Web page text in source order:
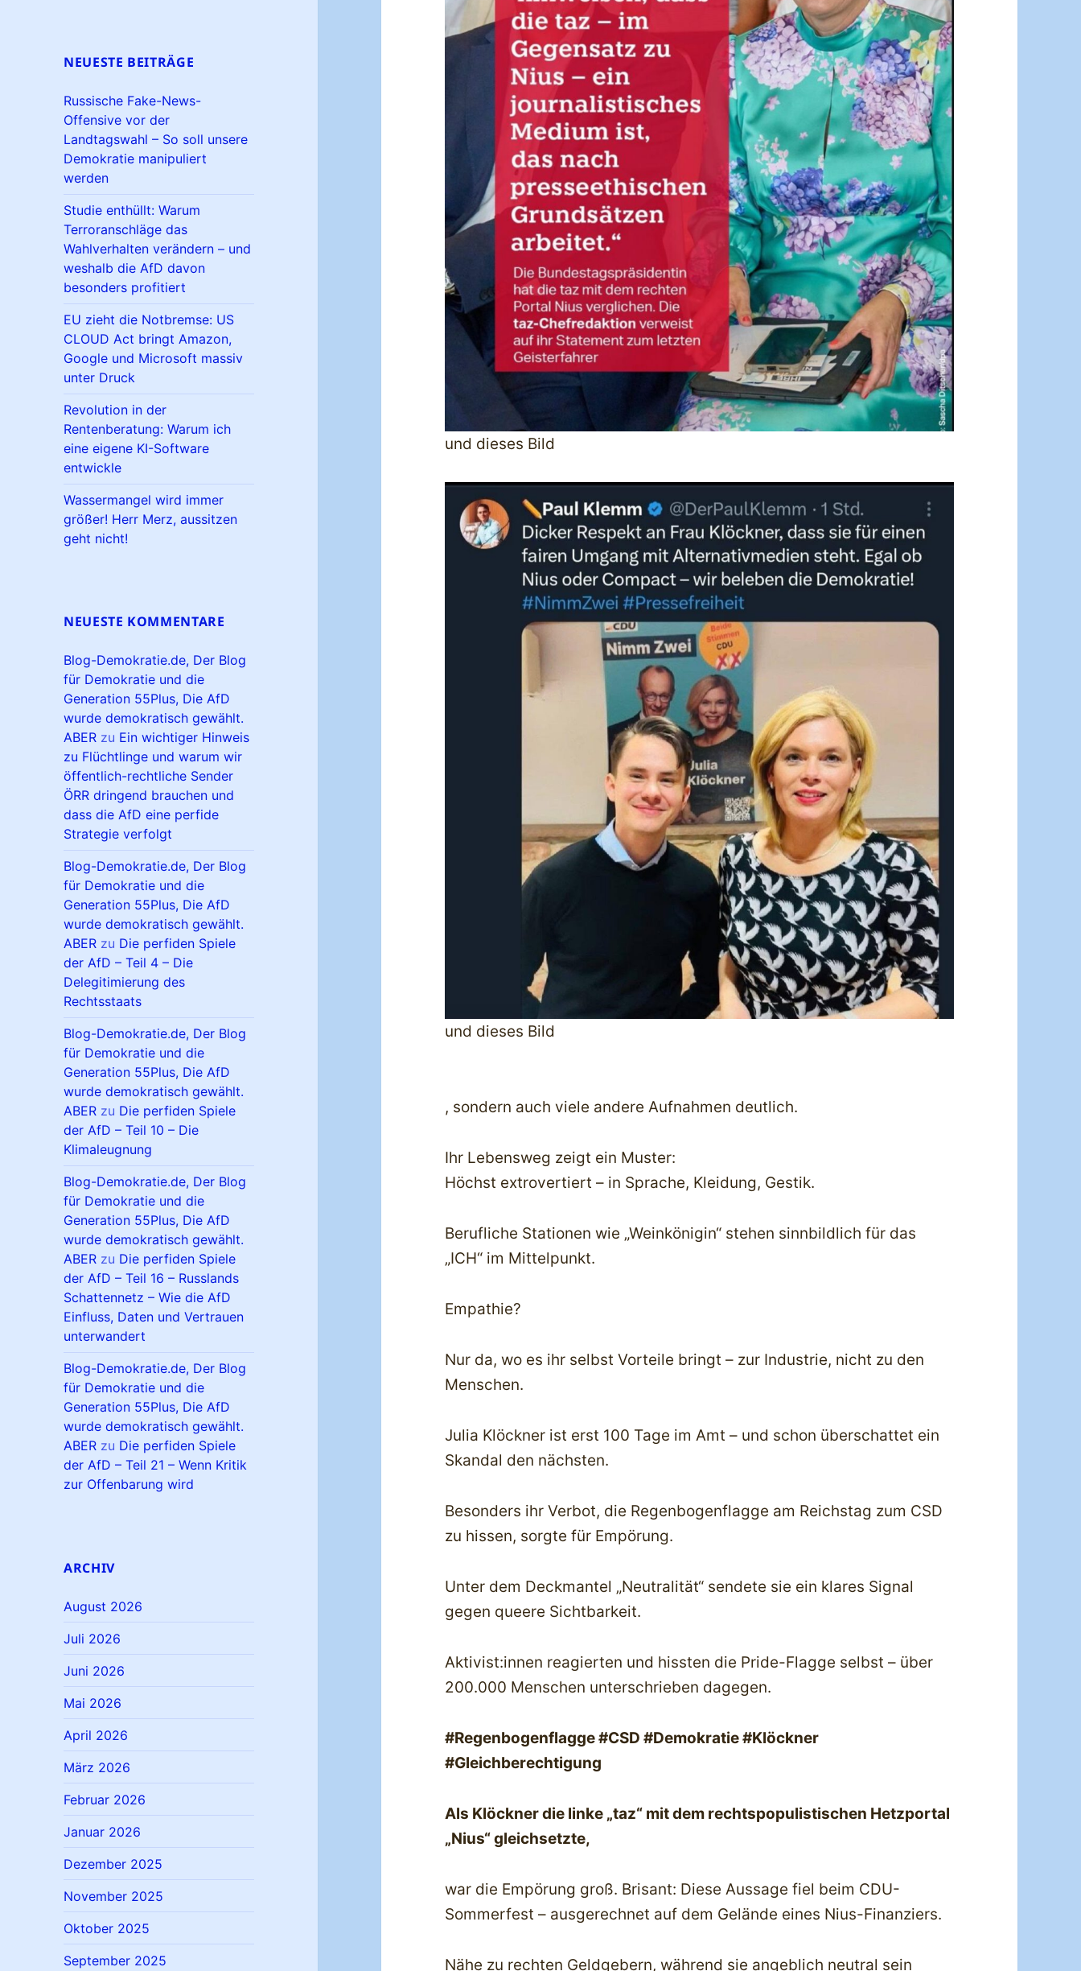
NEUESTE BEITRÄGE
Russische Fake-News-
Offensive vor der
Landtagswahl – So soll unsere
Demokratie manipuliert
werden
Studie enthüllt: Warum
Terroranschläge das
Wahlverhalten verändern – und
weshalb die AfD davon
besonders profitiert
EU zieht die Notbremse: US
CLOUD Act bringt Amazon,
Google und Microsoft massiv
unter Druck
Revolution in der
Rentenberatung: Warum ich
eine eigene KI-Software
entwickle
Wassermangel wird immer
größer! Herr Merz, aussitzen
geht nicht!
NEUESTE KOMMENTARE
Blog-Demokratie.de, Der Blog
für Demokratie und die
Generation 55Plus, Die AfD
wurde demokratisch gewählt.
ABER zu Ein wichtiger Hinweis
zu Flüchtlinge und warum wir
öffentlich-rechtliche Sender
ÖRR dringend brauchen und
dass die AfD eine perfide
Strategie verfolgt
Blog-Demokratie.de, Der Blog
für Demokratie und die
Generation 55Plus, Die AfD
wurde demokratisch gewählt.
ABER zu Die perfiden Spiele
der AfD – Teil 4 – Die
Delegitimierung des
Rechtsstaats
Blog-Demokratie.de, Der Blog
für Demokratie und die
Generation 55Plus, Die AfD
wurde demokratisch gewählt.
ABER zu Die perfiden Spiele
der AfD – Teil 10 – Die
Klimaleugnung
Blog-Demokratie.de, Der Blog
für Demokratie und die
Generation 55Plus, Die AfD
wurde demokratisch gewählt.
ABER zu Die perfiden Spiele
der AfD – Teil 16 – Russlands
Schattennetz – Wie die AfD
Einfluss, Daten und Vertrauen
unterwandert
Blog-Demokratie.de, Der Blog
für Demokratie und die
Generation 55Plus, Die AfD
wurde demokratisch gewählt.
ABER zu Die perfiden Spiele
der AfD – Teil 21 – Wenn Kritik
zur Offenbarung wird
ARCHIV
August 2026
Juli 2026
Juni 2026
Mai 2026
April 2026
März 2026
Februar 2026
Januar 2026
Dezember 2025
November 2025
Oktober 2025
September 2025
und dieses Bild
und dieses Bild
, sondern auch viele andere Aufnahmen deutlich.
Ihr Lebensweg zeigt ein Muster:
Höchst extrovertiert – in Sprache, Kleidung, Gestik.
Berufliche Stationen wie „Weinkönigin“ stehen sinnbildlich für das
„ICH“ im Mittelpunkt.
Empathie?
Nur da, wo es ihr selbst Vorteile bringt – zur Industrie, nicht zu den
Menschen.
Julia Klöckner ist erst 100 Tage im Amt – und schon überschattet ein
Skandal den nächsten.
Besonders ihr Verbot, die Regenbogenflagge am Reichstag zum CSD
zu hissen, sorgte für Empörung.
Unter dem Deckmantel „Neutralität“ sendete sie ein klares Signal
gegen queere Sichtbarkeit.
Aktivist:innen reagierten und hissten die Pride-Flagge selbst – über
200.000 Menschen unterschrieben dagegen.
#Regenbogenflagge #CSD #Demokratie #Klöckner
#Gleichberechtigung
Als Klöckner die linke „taz“ mit dem rechtspopulistischen Hetzportal
„Nius“ gleichsetzte,
war die Empörung groß. Brisant: Diese Aussage fiel beim CDU-
Sommerfest – ausgerechnet auf dem Gelände eines Nius-Finanziers.
Nähe zu rechten Geldgebern, während sie angeblich neutral sein